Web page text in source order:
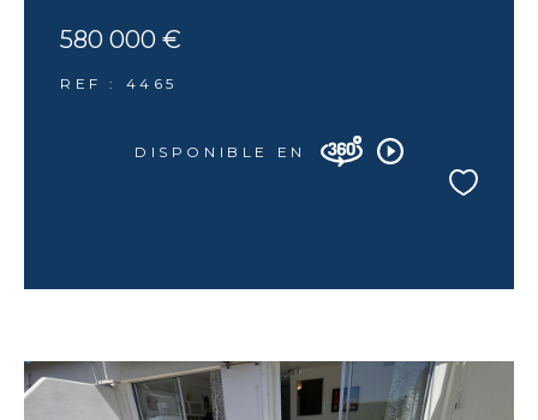
580 000 €
REF : 4465
DISPONIBLE EN